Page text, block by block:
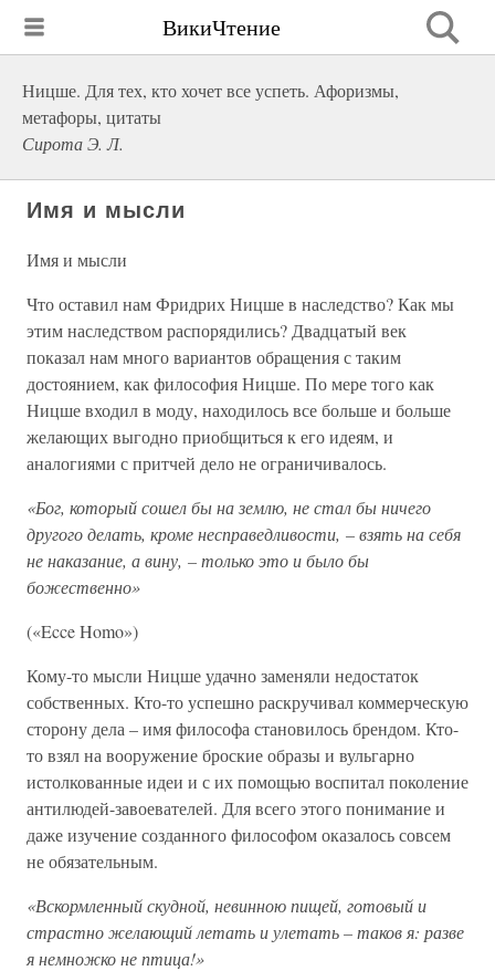
ВикиЧтение
Ницше. Для тех, кто хочет все успеть. Афоризмы,
метафоры, цитаты
Сирота Э. Л.
Имя и мысли
Имя и мысли
Что оставил нам Фридрих Ницше в наследство? Как мы
этим наследством распорядились? Двадцатый век
показал нам много вариантов обращения с таким
достоянием, как философия Ницше. По мере того как
Ницше входил в моду, находилось все больше и больше
желающих выгодно приобщиться к его идеям, и
аналогиями с притчей дело не ограничивалось.
«Бог, который сошел бы на землю, не стал бы ничего
другого делать, кроме несправедливости, – взять на себя
не наказание, а вину, – только это и было бы
божественно»
(«Ecce Homo»)
Кому-то мысли Ницше удачно заменяли недостаток
собственных. Кто-то успешно раскручивал коммерческую
сторону дела – имя философа становилось брендом. Кто-
то взял на вооружение броские образы и вульгарно
истолкованные идеи и с их помощью воспитал поколение
антилюдей-завоевателей. Для всего этого понимание и
даже изучение созданного философом оказалось совсем
не обязательным.
«Вскормленный скудной, невинною пищей, готовый и
страстно желающий летать и улетать – таков я: разве
я немножко не птица!»